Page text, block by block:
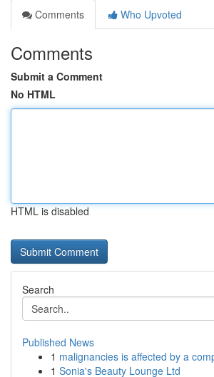
Comments
Who Upvoted
Comments
Submit a Comment
No HTML
HTML is disabled
Search
Published News
1 malignancies is affected by a
1 Sonia's Beauty Lounge Ltd